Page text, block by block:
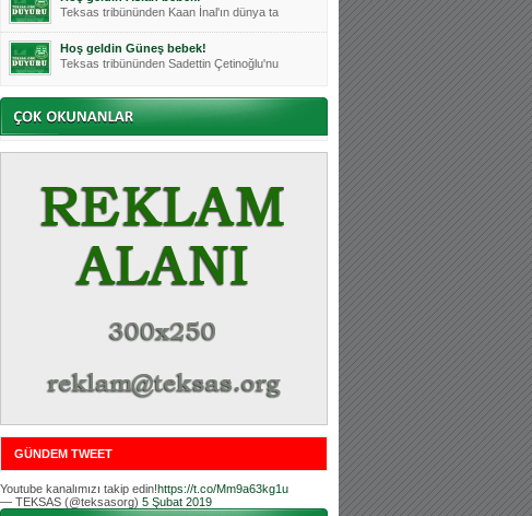
Teksas tribününden Kaan İnal'ın dünya ta
Hoş geldin Güneş bebek!
Teksas tribününden Sadettin Çetinoğlu'nu
Mutluluklar Ceyhun Tetik
Teksas tribünlerinin sevilen isimlerinde
Bursasporumuzun önü açılsın is
Hoş geldin Alaz Bebek!
Teksas.org sistem yöneticisi, ekibimizin
Hoş geldin Göktuğ Bebek!
Teksas.org ekibimizden ve tribünlerimizi
Teksas tribünlerinden Basri İleri'nin dü
Hoş geldin Kerem Bebek!
Tribünlerimizden Mesut Ulusoy'un (Duka)
Hoş geldin Aslan bebek!
GÜNDEM TWEET
Youtube kanalımızı takip edin!https://t.co/Mm9a63kg1u
— TEKSAS (@teksasorg) 5 Şubat 2019